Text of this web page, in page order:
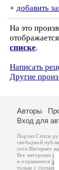
+ добавить
На это
списке.
Написать
Другие
Авторы
Вход для
Портал Стихи.ру
свободной
сети Интернет
Все авторские
и охраняются
только с